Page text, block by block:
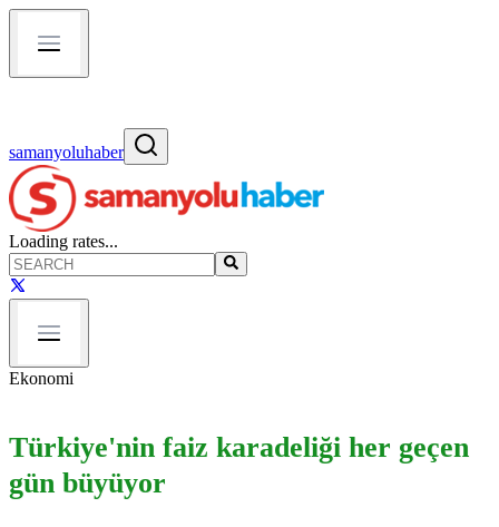
samanyoluhaber
Loading rates...
Ekonomi
Türkiye'nin faiz karadeliği her geçen
gün büyüyor